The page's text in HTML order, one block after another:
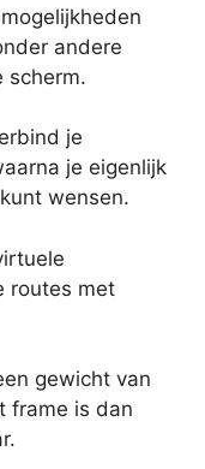
andere
scherm.
je
je eigenlijk
wensen.
routes met
gewicht van
frame is dan